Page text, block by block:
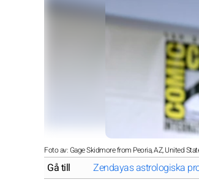
Foto av: Gage Skidmore from Peoria, AZ, United
Gå till Zendayas astrologiska